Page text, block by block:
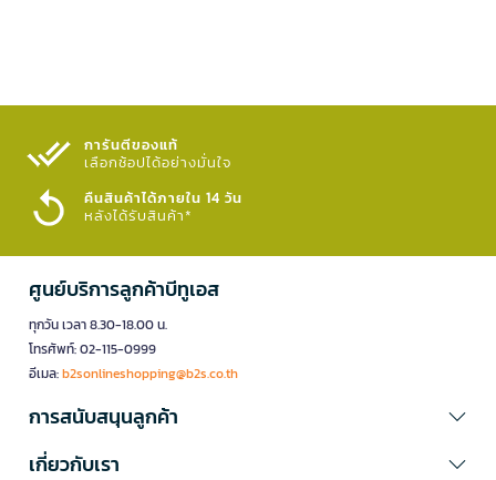
การันตีของแท้
เลือกช้อปได้อย่างมั่นใจ​
คืนสินค้าได้ภายใน 14 วัน
หลังได้รับสินค้า*
ศูนย์บริการลูกค้าบีทูเอส
ทุกวัน เวลา 8.30-18.00 น.
โทรศัพท์: 02-115-0999
อีเมล:b2sonlineshopping@b2s.co.th
การสนับสนุนลูกค้า
เกี่ยวกับเรา